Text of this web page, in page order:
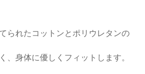
られたコットンとポリウレタンの
、身体に優しくフィットします。